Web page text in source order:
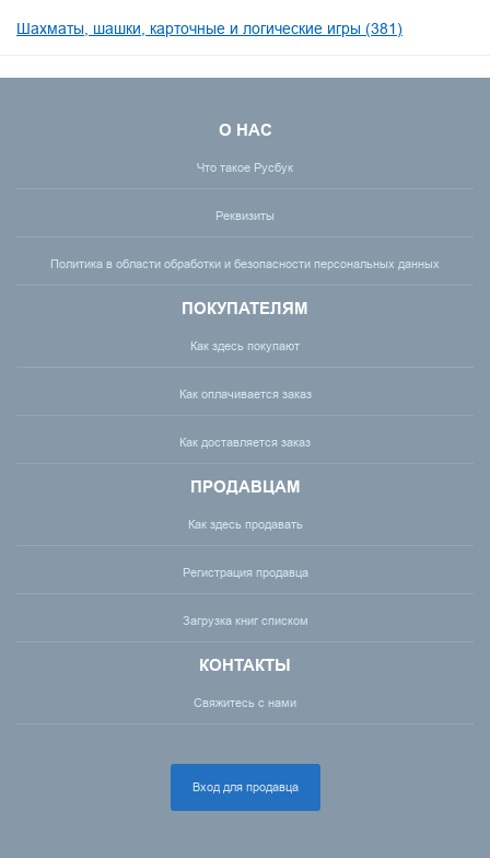
Шахматы, шашки, карточные и логические игры (381)
О НАС
Что такое Русбук
Реквизиты
Политика в области обработки и безопасности персональных данных
ПОКУПАТЕЛЯМ
Как здесь покупают
Как оплачивается заказ
Как доставляется заказ
ПРОДАВЦАМ
Как здесь продавать
Регистрация продавца
Загрузка книг списком
КОНТАКТЫ
Свяжитесь с нами
Вход для продавца